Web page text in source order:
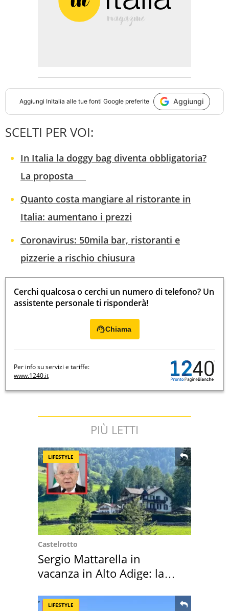
Aggiungi InItalia alle tue fonti Google preferite Aggiungi
SCELTI PER VOI:
In Italia la doggy bag diventa obbligatoria?
La proposta
Quanto costa mangiare al ristorante in
Italia: aumentano i prezzi
Coronavirus: 50mila bar, ristoranti e
pizzerie a rischio chiusura
Cerchi qualcosa o cerchi un numero di telefono? Un
assistente personale ti risponderà!
Chiama
Per info su servizi e tariffe:
www.1240.it
PIÙ LETTI
LIFESTYLE
Castelrotto
Sergio Mattarella in
vacanza in Alto Adige: la
LIFESTYLE